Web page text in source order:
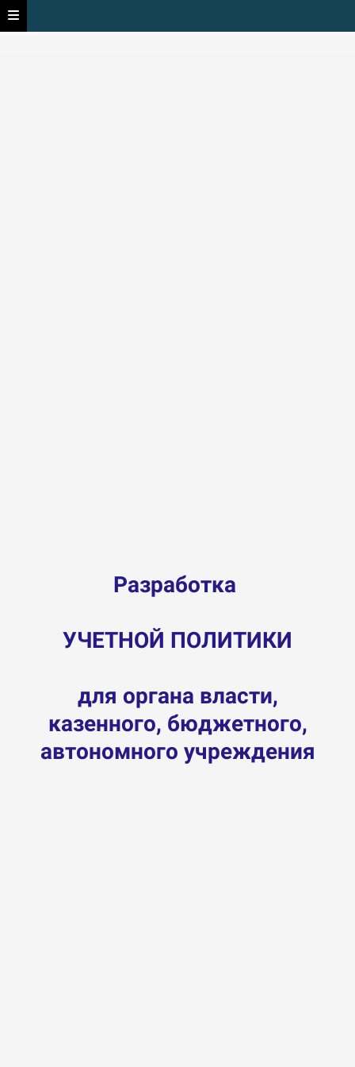
Разработка
УЧЕТНОЙ ПОЛИТИКИ
для органа власти,
казенного, бюджетного,
автономного учреждения